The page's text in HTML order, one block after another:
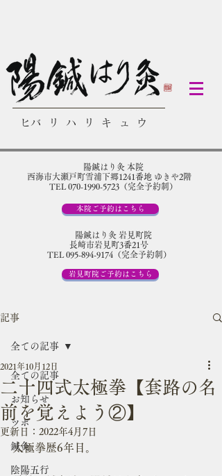
​ヒバリハリキュウ
陽鍼はり灸 本院
​西海市大瀬戸町雪浦下郷1241番地 ゆきや2階
TEL 070-1990-5723（完全予約制）
本院ご予約はこちら
陽鍼はり灸 岩見町院
​長崎市岩見町3番21号
TEL 095-894-9174（完全予約制）
岩見町院ご予約はこちら
記事
全ての記事
お知らせ
ツボ
鍼灸
陰陽五行
全ての記事
二十四式太極拳【套路の名
前を覚えよう②】
2021年10月12日
更新日： 2022年4月7日
太極拳歴6年目。